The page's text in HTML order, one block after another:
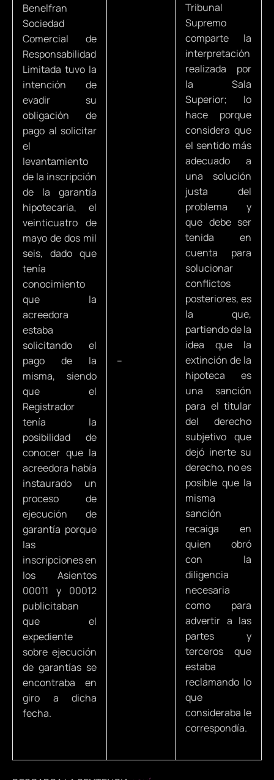
Benelfran
Sociedad
Comercial de
Responsabilidad
Limitada tuvo la
intención de
evadir su
obligación de
pago al solicitar
el
levantamiento
de la inscripción
de la garantía
hipotecaria, el
veinticuatro de
mayo de dos mil
seis, dado que
tenía
conocimiento
que la
acreedora
estaba
solicitando el
pago de la
misma, siendo
que el
Registrador
tenía la
posibilidad de
conocer que la
acreedora había
instaurado un
proceso de
ejecución de
garantía porque
las
inscripciones en
los Asientos
00011 y 00012
publicitaban
que el
expediente
sobre ejecución
de garantías se
encontraba en
giro a dicha
fecha.
–
Tribunal
Supremo
comparte la
interpretación
realizada por
la Sala
Superior; lo
hace porque
considera que
el sentido más
adecuado a
una solución
justa del
problema y
que debe ser
tenida en
cuenta para
solucionar
conflictos
posteriores, es
la que,
partiendo de la
idea que la
extinción de la
hipoteca es
una sanción
para el titular
del derecho
subjetivo que
dejó inerte su
derecho, no es
posible que la
misma
sanción
recaiga en
quien obró
con la
diligencia
necesaria
como para
advertir a las
partes y
terceros que
estaba
reclamando lo
que
consideraba le
correspondía.